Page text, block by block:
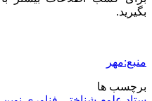
بگیرید.
منبع:مهر
برچسب ها